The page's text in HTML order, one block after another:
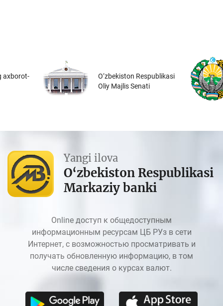
axborot-
O‘zbekiston Respublikasi
Oliy Majlis Senati
Yangi ilova
O‘zbekiston Respublikasi
Markaziy banki
Online доступ к общедоступным
информационным ресурсам ЦБ РУз в сети
Интернет, с возможностью просматривать и
получать обновленную информацию, в том
числе сведения о курсах валют.